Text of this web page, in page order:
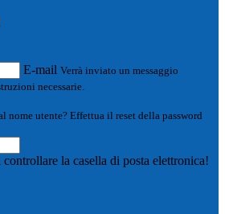
E-mail Verrà inviato un messaggio
necessarie.
nome utente? Effettua il reset della password
la casella di posta elettronica!